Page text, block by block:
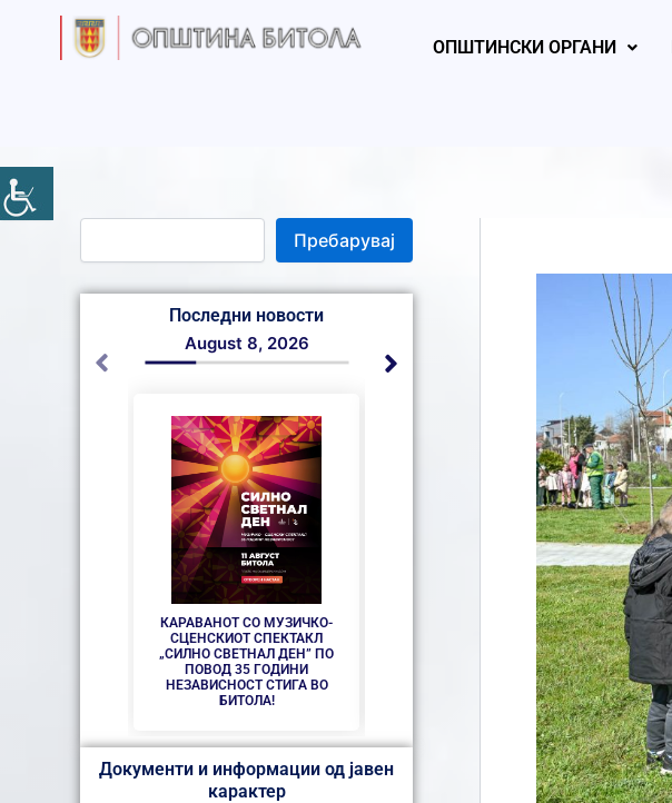
ОПШТИНСКИ ОРГАНИ
e
a
Пребарувај
Последни новости
КАРАВАНОТ СО МУЗИЧКО-
СЦЕНСКИОТ СПЕКТАКЛ
„СИЛНО СВЕТНАЛ ДЕН” ПО
ПОВОД 35 ГОДИНИ
НЕЗАВИСНОСТ СТИГА ВО
БИТОЛА!
August 8, 2026
СЕ АСФАЛТИРААТ УШТЕ ДВЕ
УЛИЦИ КАЈ ЗДРАВСТВEНИОТ
НОВ
Документи и информации од јавен
карактер